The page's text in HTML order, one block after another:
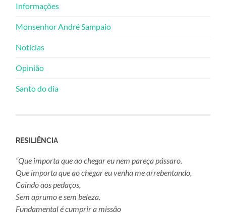
Informações
Monsenhor André Sampaio
Notícias
Opinião
Santo do dia
RESILIÊNCIA
“Que importa que ao chegar eu nem pareça pássaro.
Que importa que ao chegar eu venha me arrebentando,
Caindo aos pedaços,
Sem aprumo e sem beleza.
Fundamental é cumprir a missão